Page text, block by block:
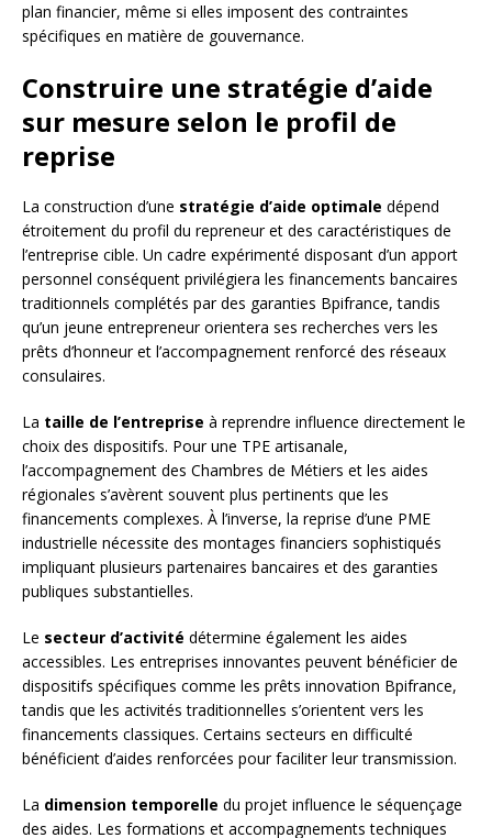
plan financier, même si elles imposent des contraintes
spécifiques en matière de gouvernance.
Construire une stratégie d’aide
sur mesure selon le profil de
reprise
La construction d’une stratégie d’aide optimale dépend
étroitement du profil du repreneur et des caractéristiques de
l’entreprise cible. Un cadre expérimenté disposant d’un apport
personnel conséquent privilégiera les financements bancaires
traditionnels complétés par des garanties Bpifrance, tandis
qu’un jeune entrepreneur orientera ses recherches vers les
prêts d’honneur et l’accompagnement renforcé des réseaux
consulaires.
La taille de l’entreprise à reprendre influence directement le
choix des dispositifs. Pour une TPE artisanale,
l’accompagnement des Chambres de Métiers et les aides
régionales s’avèrent souvent plus pertinents que les
financements complexes. À l’inverse, la reprise d’une PME
industrielle nécessite des montages financiers sophistiqués
impliquant plusieurs partenaires bancaires et des garanties
publiques substantielles.
Le secteur d’activité détermine également les aides
accessibles. Les entreprises innovantes peuvent bénéficier de
dispositifs spécifiques comme les prêts innovation Bpifrance,
tandis que les activités traditionnelles s’orientent vers les
financements classiques. Certains secteurs en difficulté
bénéficient d’aides renforcées pour faciliter leur transmission.
La dimension temporelle du projet influence le séquençage
des aides. Les formations et accompagnements techniques